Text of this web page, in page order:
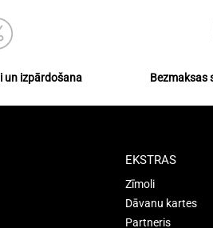
un izpārdošana Bezmaksas
EKSTRAS
Zīmoli
Dāvanu kartes
Partneris